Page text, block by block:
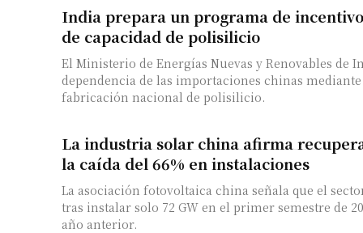
India prepara un programa de
de capacidad de polisilicio
El Ministerio de Energías Nuevas y Renovables de
dependencia de las importaciones chinas mediante
fabricación nacional de polisilicio.
La industria solar china afirma
la caída del 66% en instalaciones
La asociación fotovoltaica china señala que el
tras instalar solo 72 GW en el primer semestre de
año anterior.